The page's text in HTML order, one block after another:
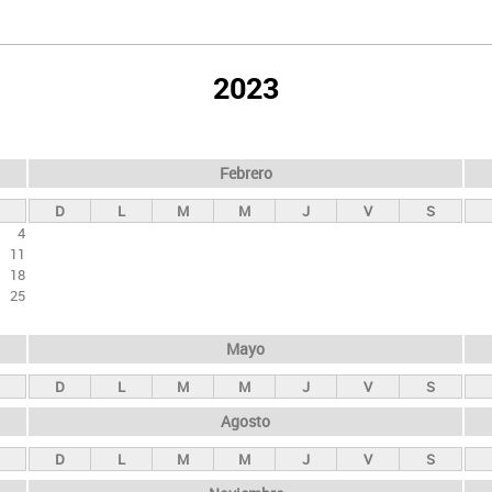
2023
4
11
18
25
Febrero
D L M M J V S
Mayo
D L M M J V S
Agosto
D L M M J V S